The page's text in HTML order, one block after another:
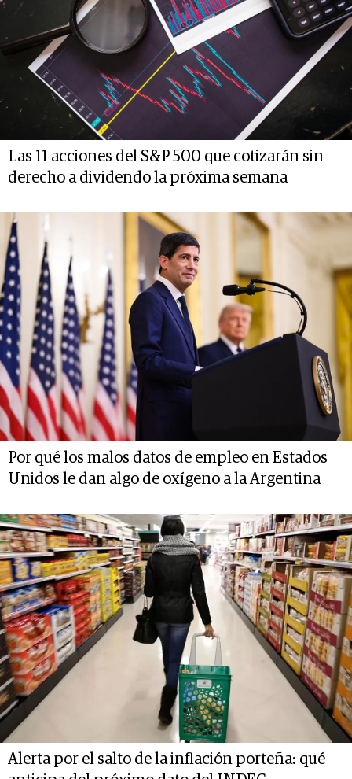
Las 11 acciones del S&P 500 que cotizarán sin
derecho a dividendo la próxima semana
Por qué los malos datos de empleo en Estados
Unidos le dan algo de oxígeno a la Argentina
Alerta por el salto de la inflación porteña: qué